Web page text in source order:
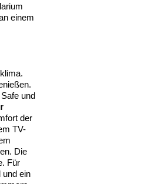
einem
und
der
TV-
Die
Für
und ein